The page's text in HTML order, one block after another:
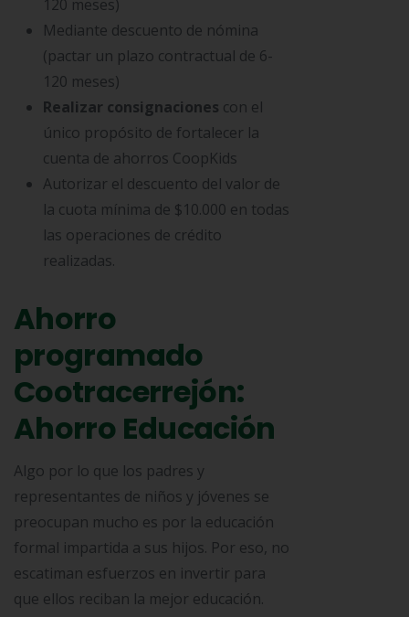
120 meses)
Mediante descuento de nómina
(pactar un plazo contractual de 6-
120 meses)
Realizar consignaciones con el
único propósito de fortalecer la
cuenta de ahorros CoopKids
Autorizar el descuento del valor de
la cuota mínima de $10.000 en todas
las operaciones de crédito
realizadas.
Ahorro
programado
Cootracerrejón:
Ahorro Educación
Algo por lo que los padres y
representantes de niños y jóvenes se
preocupan mucho es por la educación
formal impartida a sus hijos. Por eso, no
escatiman esfuerzos en invertir para
que ellos reciban la mejor educación.